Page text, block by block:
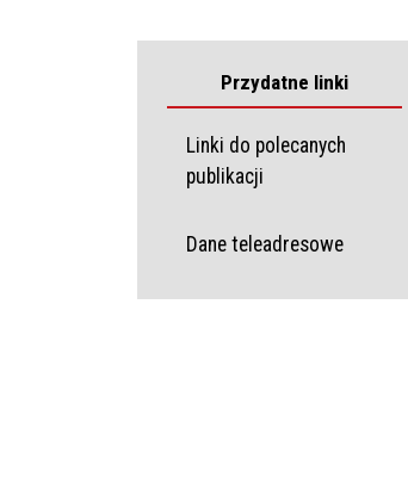
Przydatne linki
Linki do polecanych
publikacji
Dane teleadresowe